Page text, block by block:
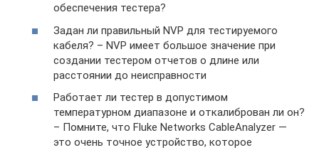
обеспечения тестера?
Задан ли правильный NVP для тестируемого
кабеля? – NVP имеет большое значение при
создании тестером отчетов о длине или
расстоянии до неисправности
Работает ли тестер в допустимом
температурном диапазоне и откалиброван ли он?
– Помните, что Fluke Networks CableAnalyzer —
это очень точное устройство, которое